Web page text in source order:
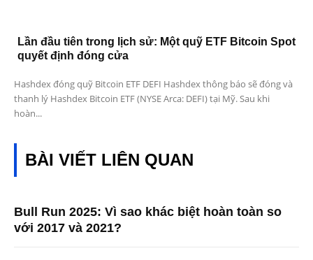
Lần đầu tiên trong lịch sử: Một quỹ ETF Bitcoin Spot
quyết định đóng cửa
Hashdex đóng quỹ Bitcoin ETF DEFI Hashdex thông báo sẽ đóng và
thanh lý Hashdex Bitcoin ETF (NYSE Arca: DEFI) tại Mỹ. Sau khi
hoàn...
BÀI VIẾT LIÊN QUAN
Bull Run 2025: Vì sao khác biệt hoàn toàn so
với 2017 và 2021?